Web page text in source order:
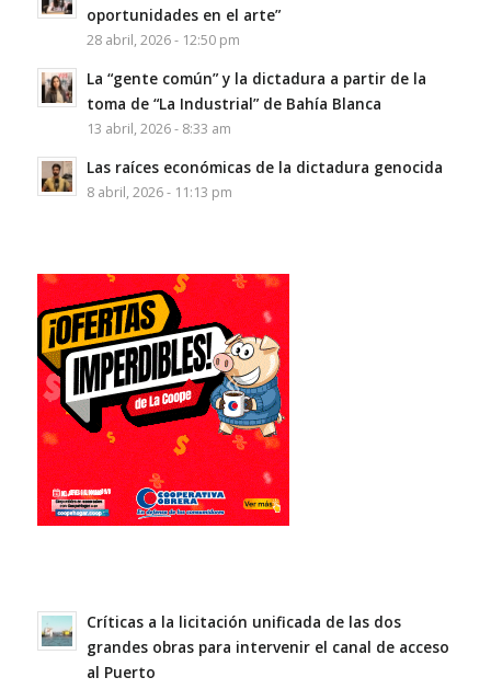
oportunidades en el arte”
28 abril, 2026 - 12:50 pm
La “gente común” y la dictadura a partir de la
toma de “La Industrial” de Bahía Blanca
13 abril, 2026 - 8:33 am
Las raíces económicas de la dictadura genocida
8 abril, 2026 - 11:13 pm
Críticas a la licitación unificada de las dos
grandes obras para intervenir el canal de acceso
al Puerto